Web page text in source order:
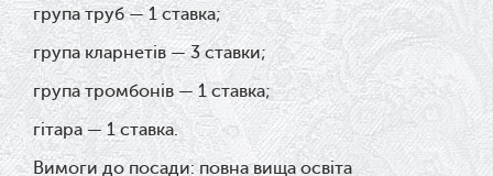
група труб — 1 ставка;
група кларнетів — 3 ставки;
група тромбонів — 1 ставка;
гітара — 1 ставка.
Вимоги до посади: повна вища освіта